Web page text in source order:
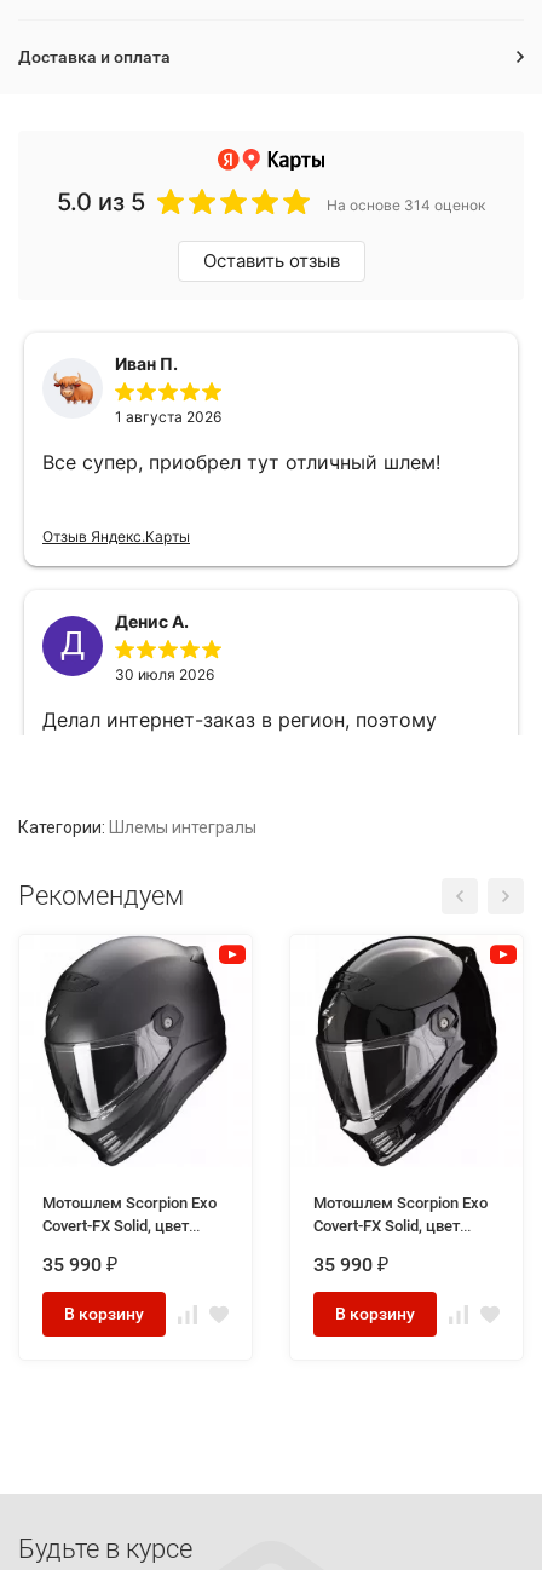
Доставка и оплата
Категории: Шлемы интегралы
Рекомендуем
Мотошлем Scorpion Exo
Covert-FX Solid, цвет
35 990 ₽
В корзину
Мотошлем Scorpion Exo
Covert-FX Solid, цвет
35 990 ₽
В корзину
Будьте в курсе